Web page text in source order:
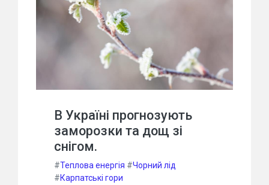
В Україні прогнозують
заморозки та дощ зі
снігом.
#Теплова енергія #Чорний лід
#Карпатські гори